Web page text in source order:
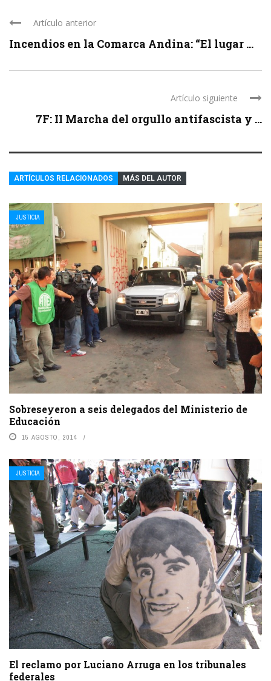
Artículo anterior
Incendios en la Comarca Andina: “El lugar ...
Artículo siguiente
7F: II Marcha del orgullo antifascista y ...
ARTÍCULOS RELACIONADOS MÁS DEL AUTOR
JUSTICIA
Sobreseyeron a seis delegados del Ministerio de
Educación
15 AGOSTO, 2014
JUSTICIA
El reclamo por Luciano Arruga en los tribunales
federales